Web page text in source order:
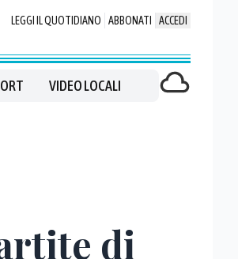
LEGGI IL QUOTIDIANO ABBONATI ACCEDI
VIDEO LOCALI
di